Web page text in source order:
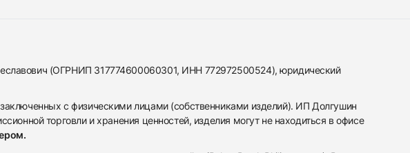
(ОГРНИП 317774600060301, ИНН 772972500524), юридический
с физическими лицами (собственниками изделий). ИП Долгушин
торговли и хранения ценностей, изделия могут не находиться в офисе